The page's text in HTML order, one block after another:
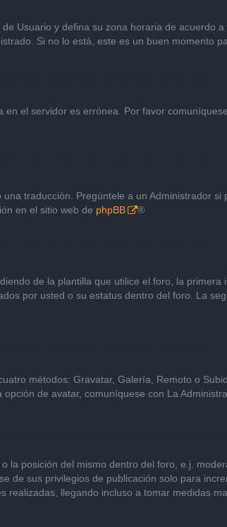
Usuario y defina su zona horaria de acuerdo
Si no lo está, este es un buen momento
el servidor es errónea. Por favor
traducción. Pregúntele a un Administrador si
en el sitio web de phpBB ®
de la plantilla que utilice el foro, la primera
por usted o su estatus dentro del foro. La
métodos: Gravatar, Galería, Remoto o
de avatar, comuníquese con La
la posición del mismo dentro del foro, e.j.
de sus privilegios de publicación solo para
llegando incluso a tomar medidas